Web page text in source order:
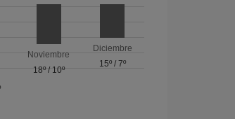
Noviembre
18º/ 10º
Diciembre
15º/ 7º